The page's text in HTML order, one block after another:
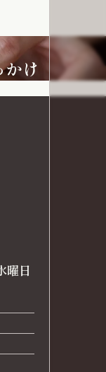
け
曜日